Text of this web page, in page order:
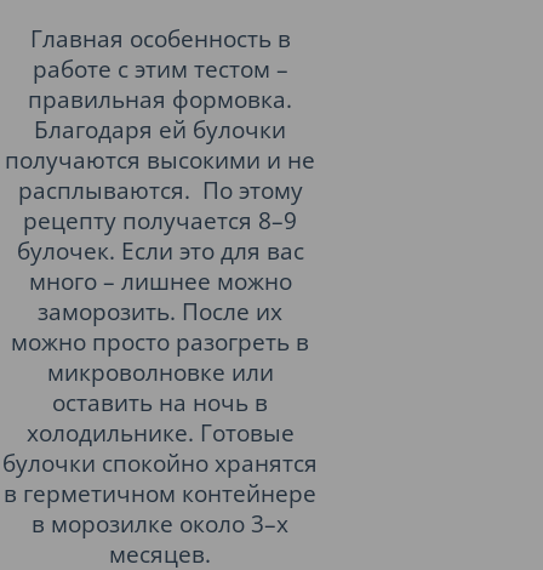
Главная особенность в
работе с этим тестом –
правильная формовка.
Благодаря ей булочки
получаются высокими и не
расплываются. По этому
рецепту получается 8–9
булочек. Если это для вас
много – лишнее можно
заморозить. После их
можно просто разогреть в
микроволновке или
оставить на ночь в
холодильнике. Готовые
булочки спокойно хранятся
в герметичном контейнере
в морозилке около 3–х
месяцев.